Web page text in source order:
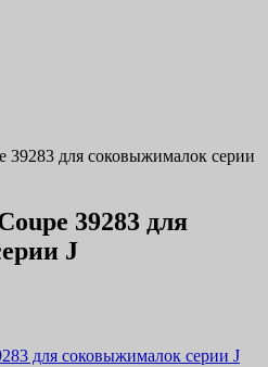
39283 для соковыжималок серии
39283 для
J